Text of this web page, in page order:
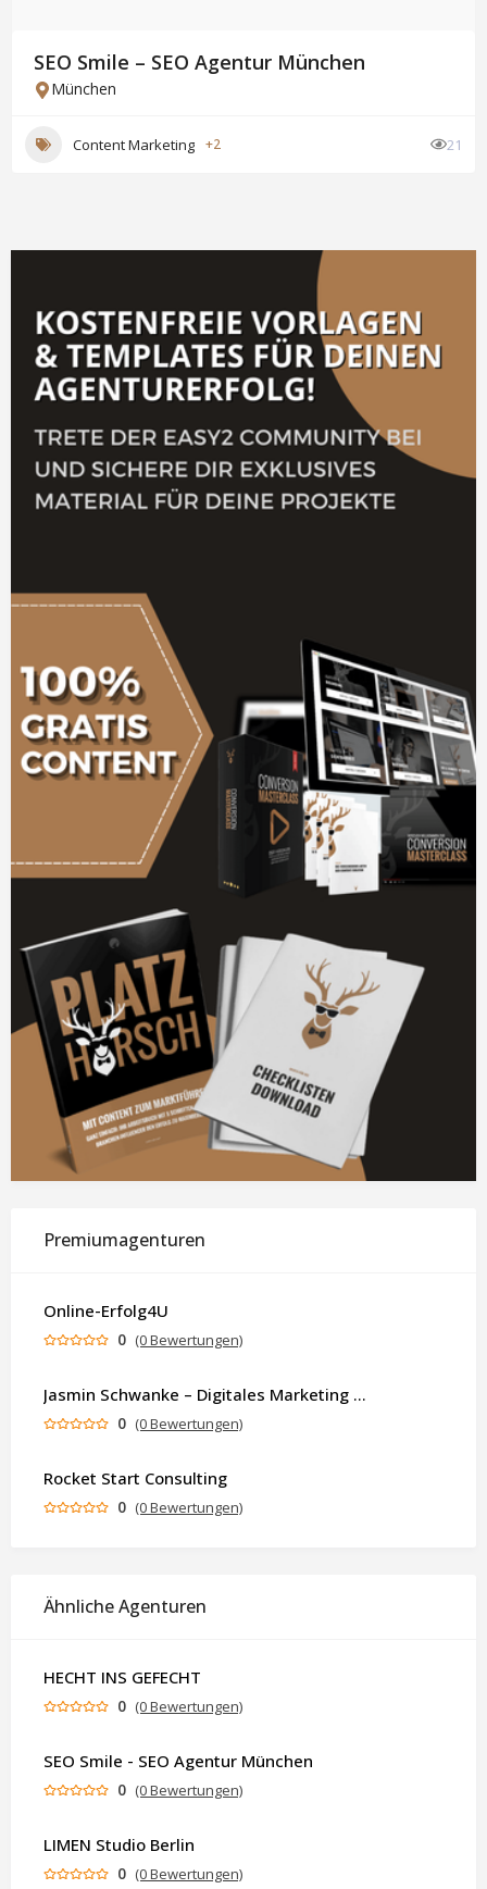
SEO Smile – SEO Agentur München
München
Content Marketing +2 21
Premiumagenturen
Online-Erfolg4U
0 (0 Bewertungen)
Jasmin Schwanke – Digitales Marketing & KI-gestützte Contenterstellung
0 (0 Bewertungen)
Rocket Start Consulting
0 (0 Bewertungen)
Ähnliche Agenturen
HECHT INS GEFECHT
0 (0 Bewertungen)
SEO Smile - SEO Agentur München
0 (0 Bewertungen)
LIMEN Studio Berlin
0 (0 Bewertungen)